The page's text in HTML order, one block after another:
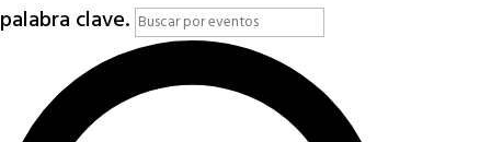
palabra clave.